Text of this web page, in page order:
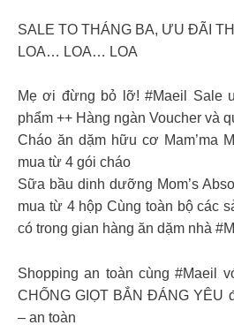
SALE TO THÁNG BA, ƯU ĐÃI
LOA… LOA… LOA
Mẹ ơi đừng bỏ lỡ! #Maeil Sale
phẩm ++ Hàng ngàn Voucher và
Cháo ăn dặm hữu cơ Mam’ma
mua từ 4 gói cháo
Sữa bầu dinh dưỡng Mom’s
mua từ 4 hộp Cùng toàn bộ các
có trong gian hàng ăn dặm nhà
Shopping an toàn cùng #Maeil
CHỐNG GIỌT BẮN ĐÁNG YÊU
– an toàn